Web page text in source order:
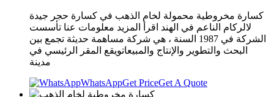
كسارة مخروطية محمولة لخام الذهب في كسارة حجر جيدة
لالركام الناعم في الهند اقرأ المزيد معلومات عنا تأسست
الشركة في 1987 السنة ، هي شركة مساهمة حديثة تجمع بين
البحث والتطوير والإنتاج والمبيعاتويقع المقر الرئيسي في
مدينة
WhatsAppGet PriceGet A Quote